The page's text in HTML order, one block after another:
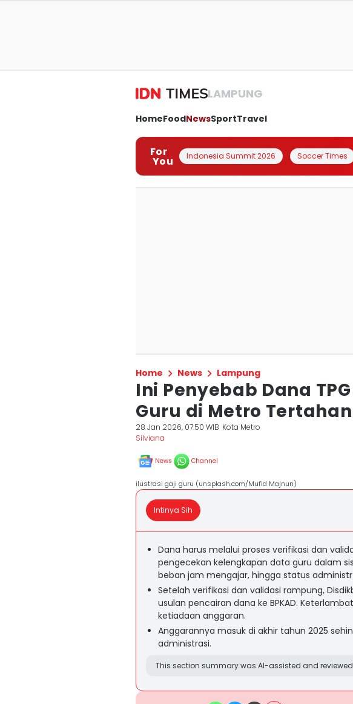
LAMPUNG
HomeFoodNewsSportTravel
For
You Indonesia Summit 2026 Soccer Times
Home News Lampung
Ini Penyebab Dana
Guru di Metro Tertahan
28 Jan 2026, 07:50 WIB Kota Metro
Silviana
News Channel
ilustrasi gaji guru (unsplash.com/Mufid Majnun)
Intinya Sih
Dana harus melalui proses verifikasi dan
pengecekan kelengkapan data guru dalam
beban jam mengajar, hingga status
Setelah verifikasi dan validasi rampung,
usulan pencairan dana ke BPKAD.
ketiadaan anggaran.
Anggarannya masuk di akhir tahun 2025
administrasi.
This section summary was AI-assisted and